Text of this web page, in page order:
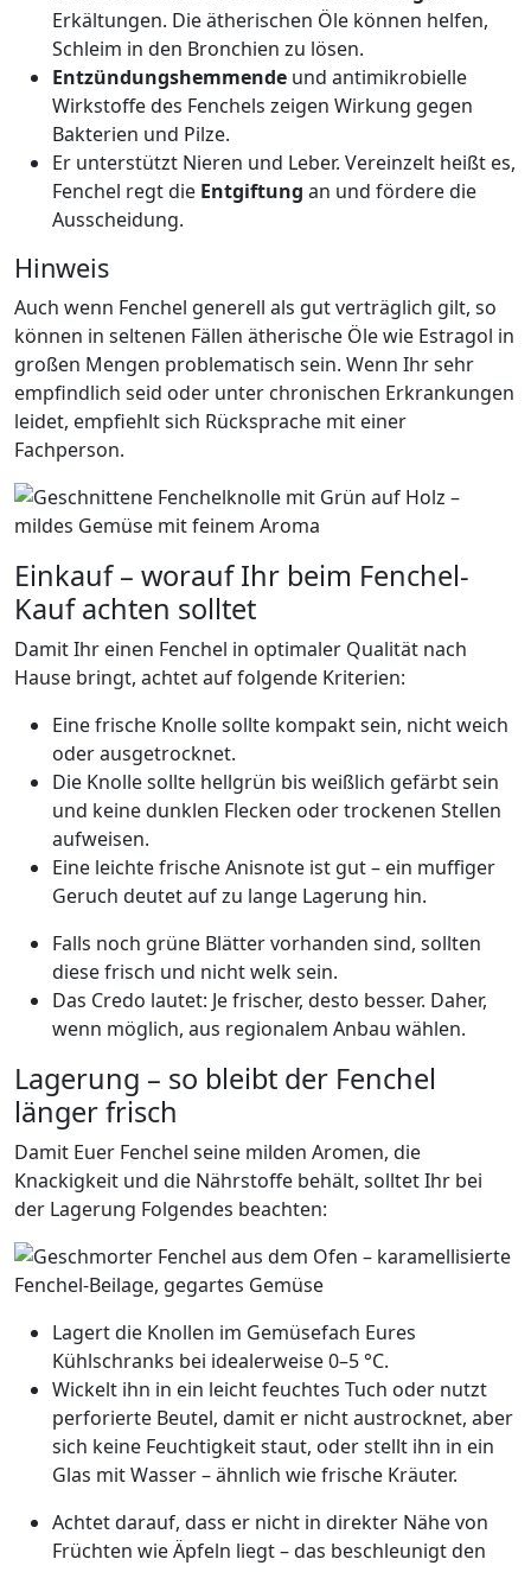
Erkältungen. Die ätherischen Öle können helfen,
Schleim in den Bronchien zu lösen.
Entzündungshemmende und antimikrobielle
Wirkstoffe des Fenchels zeigen Wirkung gegen
Bakterien und Pilze.
Er unterstützt Nieren und Leber. Vereinzelt heißt es,
Fenchel regt die Entgiftung an und fördere die
Ausscheidung.
Hinweis
Auch wenn Fenchel generell als gut verträglich gilt, so
können in seltenen Fällen ätherische Öle wie Estragol in
großen Mengen problematisch sein. Wenn Ihr sehr
empfindlich seid oder unter chronischen Erkrankungen
leidet, empfiehlt sich Rücksprache mit einer
Fachperson.
Einkauf – worauf Ihr beim Fenchel-
Kauf achten solltet
Damit Ihr einen Fenchel in optimaler Qualität nach
Hause bringt, achtet auf folgende Kriterien:
Eine frische Knolle sollte kompakt sein, nicht weich
oder ausgetrocknet.
Die Knolle sollte hellgrün bis weißlich gefärbt sein
und keine dunklen Flecken oder trockenen Stellen
aufweisen.
Eine leichte frische Anisnote ist gut – ein muffiger
Geruch deutet auf zu lange Lagerung hin.
Falls noch grüne Blätter vorhanden sind, sollten
diese frisch und nicht welk sein.
Das Credo lautet: Je frischer, desto besser. Daher,
wenn möglich, aus regionalem Anbau wählen.
Lagerung – so bleibt der Fenchel
länger frisch
Damit Euer Fenchel seine milden Aromen, die
Knackigkeit und die Nährstoffe behält, solltet Ihr bei
der Lagerung Folgendes beachten:
Lagert die Knollen im Gemüsefach Eures
Kühlschranks bei idealerweise 0–5 °C.
Wickelt ihn in ein leicht feuchtes Tuch oder nutzt
perforierte Beutel, damit er nicht austrocknet, aber
sich keine Feuchtigkeit staut, oder stellt ihn in ein
Glas mit Wasser – ähnlich wie frische Kräuter.
Achtet darauf, dass er nicht in direkter Nähe von
Früchten wie Äpfeln liegt – das beschleunigt den